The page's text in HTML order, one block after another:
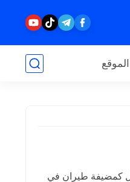
كمضيفة طيران في